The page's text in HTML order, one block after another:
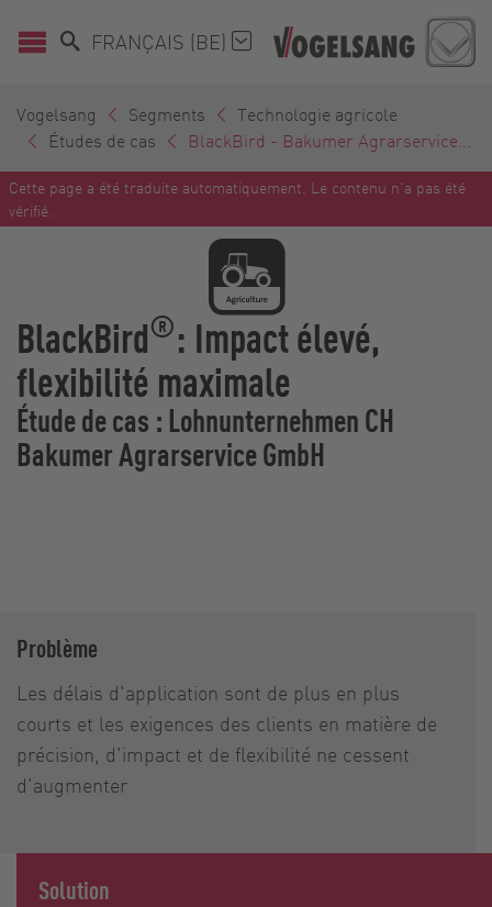
FRANÇAIS (BE)
Vogelsang Segments
Technologie agricole
Études de cas
BlackBird - Bakumer Agrarservice...
Cette page a été traduite automatiquement. Le contenu n'a pas été
vérifié.
BlackBird®: Impact élevé,
flexibilité maximale
Étude de cas : Lohnunternehmen CH
Bakumer Agrarservice GmbH
Problème
Les délais d'application sont de plus en plus
courts et les exigences des clients en matière de
précision, d'impact et de flexibilité ne cessent
d'augmenter
Solution